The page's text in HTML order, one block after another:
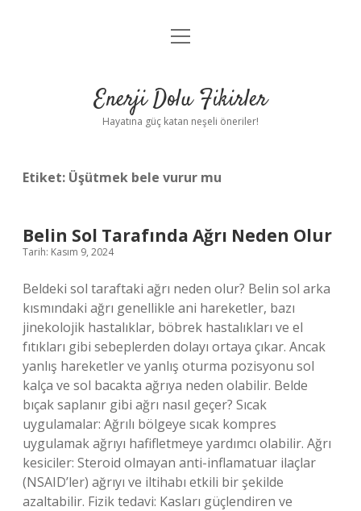
Anasayfa
Yasal Uyarı
menüyü
Enerji Dolu Fikirler
Hayatına güç katan neşeli öneriler!
Etiket: Üşütmek bele vurur mu
Belin Sol Tarafında Ağrı Neden Olur
Tarih: Kasım 9, 2024
Beldeki sol taraftaki ağrı neden olur? Belin sol arka
kısmındaki ağrı genellikle ani hareketler, bazı
jinekolojik hastalıklar, böbrek hastalıkları ve el
fıtıkları gibi sebeplerden dolayı ortaya çıkar. Ancak
yanlış hareketler ve yanlış oturma pozisyonu sol
kalça ve sol bacakta ağrıya neden olabilir. Belde
bıçak saplanır gibi ağrı nasıl geçer? Sıcak
uygulamalar: Ağrılı bölgeye sıcak kompres
uygulamak ağrıyı hafifletmeye yardımcı olabilir. Ağrı
kesiciler: Steroid olmayan anti-inflamatuar ilaçlar
(NSAID’ler) ağrıyı ve iltihabı etkili bir şekilde
azaltabilir. Fizik tedavi: Kasları güçlendiren ve